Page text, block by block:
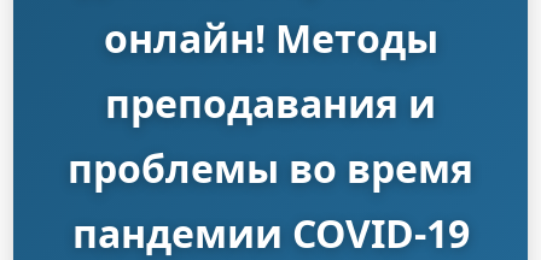
онлайн! Методы
преподавания и
проблемы во время
пандемии COVID-19